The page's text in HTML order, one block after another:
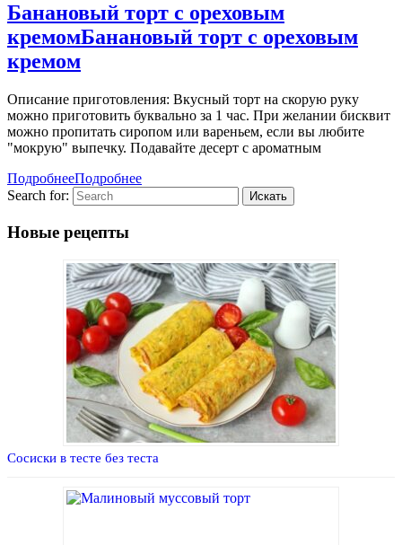
Банановый торт с ореховым
кремомБанановый торт с ореховым
кремом
Описание приготовления: Вкусный торт на скорую руку
можно приготовить буквально за 1 час. При желании бисквит
можно пропитать сиропом или вареньем, если вы любите
"мокрую" выпечку. Подавайте десерт с ароматным
ПодробнееПодробнее
Search for:
Новые рецепты
Сосиски в тесте без теста